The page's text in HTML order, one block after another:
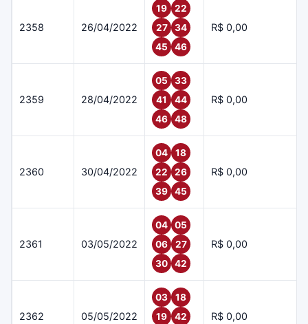
2358 26/04/2022
19
22
27
34
45
46
R$ 0,00
2359 28/04/2022
05
33
41
44
46
48
R$ 0,00
2360 30/04/2022
04
18
22
26
39
45
R$ 0,00
2361 03/05/2022
04
05
06
27
30
42
R$ 0,00
2362 05/05/2022
03
18
19
42
R$ 0,00